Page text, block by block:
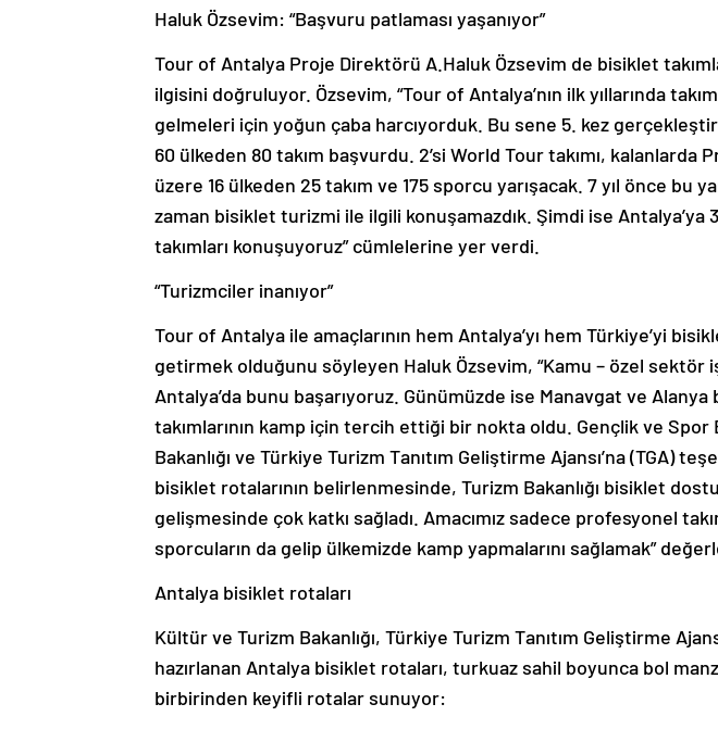
Haluk Özsevim: “Başvuru patlaması yaşanıyor”
Tour of Antalya Proje Direktörü A.Haluk Özsevim de bisiklet
ilgisini doğruluyor. Özsevim, “Tour of Antalya’nın ilk yıllarında
gelmeleri için yoğun çaba harcıyorduk. Bu sene 5. kez
60 ülkeden 80 takım başvurdu. 2’si World Tour takımı, kalanlarda
üzere 16 ülkeden 25 takım ve 175 sporcu yarışacak. 7 yıl önce bu
zaman bisiklet turizmi ile ilgili konuşamazdık. Şimdi ise Antalya’ya
takımları konuşuyoruz” cümlelerine yer verdi.
“Turizmciler inanıyor”
Tour of Antalya ile amaçlarının hem Antalya’yı hem Türkiye’yi
getirmek olduğunu söyleyen Haluk Özsevim, “Kamu – özel sektör
Antalya’da bunu başarıyoruz. Günümüzde ise Manavgat ve
takımlarının kamp için tercih ettiği bir nokta oldu. Gençlik ve Spor
Bakanlığı ve Türkiye Turizm Tanıtım Geliştirme Ajansı’na (TGA)
bisiklet rotalarının belirlenmesinde, Turizm Bakanlığı bisiklet
gelişmesinde çok katkı sağladı. Amacımız sadece profesyonel
sporcuların da gelip ülkemizde kamp yapmalarını sağlamak”
Antalya bisiklet rotaları
Kültür ve Turizm Bakanlığı, Türkiye Turizm Tanıtım Geliştirme
hazırlanan Antalya bisiklet rotaları, turkuaz sahil boyunca bol
birbirinden keyifli rotalar sunuyor: